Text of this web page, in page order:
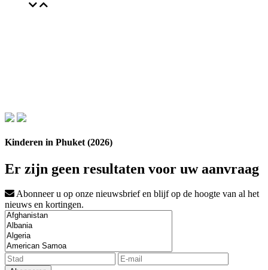
Kinderen in Phuket (2026)
Er zijn geen resultaten voor uw aanvraag
Abonneer u op onze nieuwsbrief en blijf op de hoogte van al het
nieuws en kortingen.